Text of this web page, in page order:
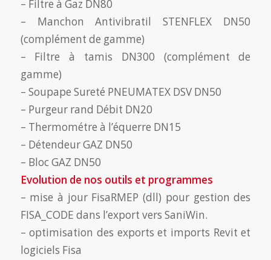
– Filtre à Gaz DN80
– Manchon Antivibratil STENFLEX DN50
(complément de gamme)
– Filtre à tamis DN300 (complément de
gamme)
– Soupape Sureté PNEUMATEX DSV DN50
– Purgeur rand Débit DN20
– Thermométre à l’équerre DN15
– Détendeur GAZ DN50
– Bloc GAZ DN50
Evolution de nos outils et programmes
– mise à jour FisaRMEP (dll) pour gestion des
FISA_CODE dans l’export vers SaniWin.
– optimisation des exports et imports Revit et
logiciels Fisa